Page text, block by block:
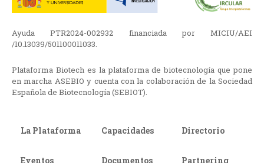
Ayuda PTR2024-002932 financiada por MICIU/AEI
/10.13039/501100011033.
Plataforma Biotech es la plataforma de biotecnología que pone
en marcha ASEBIO y cuenta con la colaboración de la Sociedad
Española de Biotecnología (SEBIOT).
La Plataforma Capacidades Directorio
Eventos Documentos Partnering